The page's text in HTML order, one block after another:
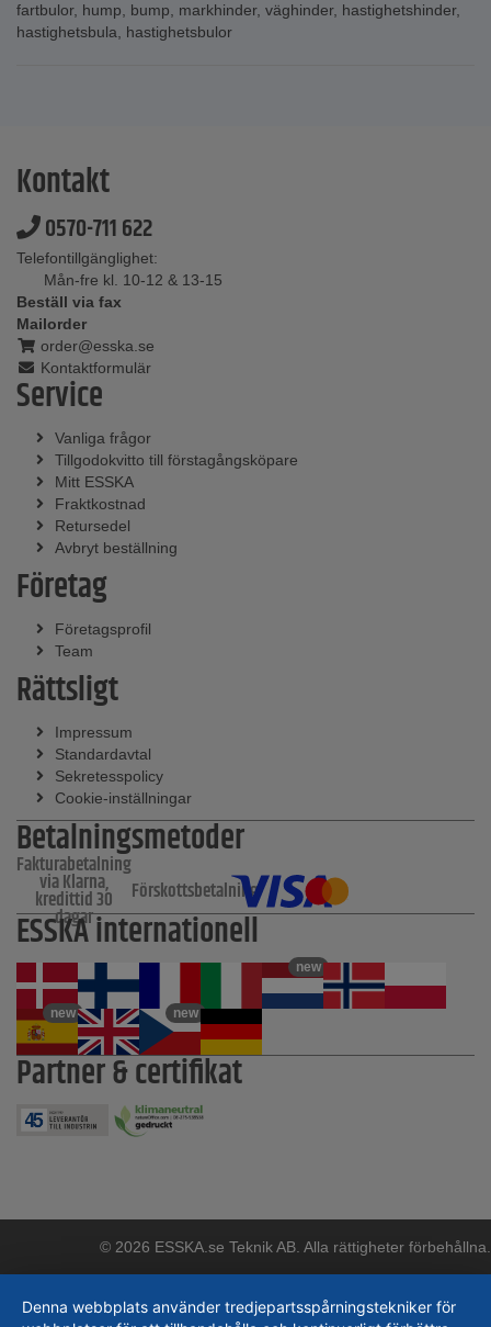
fartbulor, hump, bump, markhinder, väghinder, hastighetshinder,
hastighetsbula, hastighetsbulor
Kontakt
0570-711 622
Telefontillgänglighet:
Mån-fre kl. 10-12 & 13-15
Beställ via fax
Mailorder
order@esska.se
Kontaktformulär
Service
Vanliga frågor
Tillgodokvitto till förstagångsköpare
Mitt ESSKA
Fraktkostnad
Retursedel
Avbryt beställning
Företag
Företagsprofil
Team
Rättsligt
Impressum
Standardavtal
Sekretesspolicy
Cookie-inställningar
Betalningsmetoder
Fakturabetalning
via Klarna,
kredittid 30
dagar
Förskottsbetalning
ESSKA internationell
new
new new
Partner & certifikat
© 2026 ESSKA.se Teknik AB. Alla rättigheter förbehållna.
Denna webbplats använder tredjepartsspårningstekniker för